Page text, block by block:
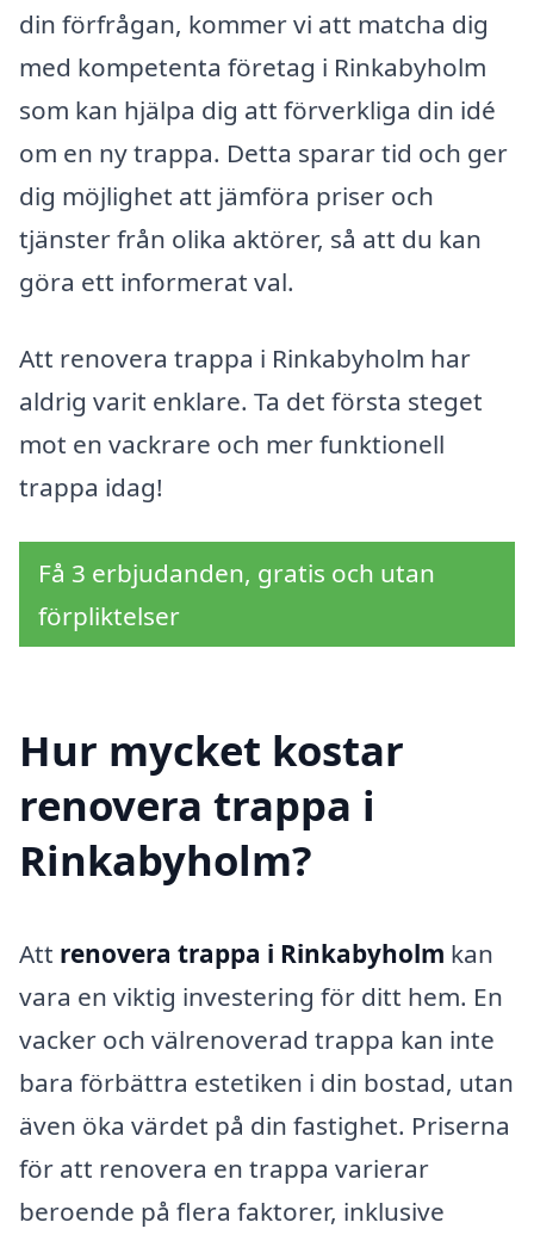
din förfrågan, kommer vi att matcha dig
med kompetenta företag i Rinkabyholm
som kan hjälpa dig att förverkliga din idé
om en ny trappa. Detta sparar tid och ger
dig möjlighet att jämföra priser och
tjänster från olika aktörer, så att du kan
göra ett informerat val.
Att renovera trappa i Rinkabyholm har
aldrig varit enklare. Ta det första steget
mot en vackrare och mer funktionell
trappa idag!
Få 3 erbjudanden, gratis och utan
förpliktelser
Hur mycket kostar
renovera trappa i
Rinkabyholm?
Att renovera trappa i Rinkabyholm kan
vara en viktig investering för ditt hem. En
vacker och välrenoverad trappa kan inte
bara förbättra estetiken i din bostad, utan
även öka värdet på din fastighet. Priserna
för att renovera en trappa varierar
beroende på flera faktorer, inklusive